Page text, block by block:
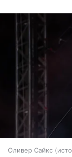
Оливер Сайкс